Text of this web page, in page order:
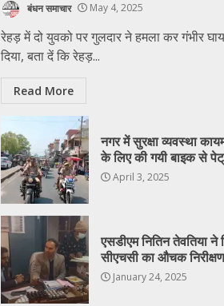
बंधन समाचार May 4, 2025
रेहड़ में दो युवको पर गुलदार ने हमला कर गंभीर
दिया, बता दें कि रेहड़...
Read More
नगर में सुरक्षा व्यवस्था
के लिए की गयी बाइक से
April 3, 2025
एसडीएम नितिन तेवतिया ने
सीएचसी का औचक
January 24, 2025